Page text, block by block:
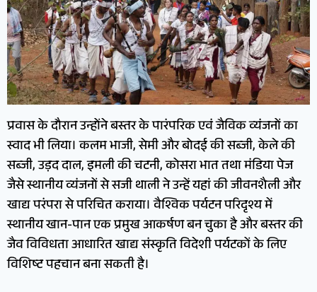
प्रवास के दौरान उन्होंने बस्तर के पारंपरिक एवं जैविक व्यंजनों का
स्वाद भी लिया। कलम भाजी, सेमी और बोदई की सब्जी, केले की
सब्जी, उड़द दाल, इमली की चटनी, कोसरा भात तथा मंडिया पेज
जैसे स्थानीय व्यंजनों से सजी थाली ने उन्हें यहां की जीवनशैली और
खाद्य परंपरा से परिचित कराया। वैश्विक पर्यटन परिदृश्य में
स्थानीय खान-पान एक प्रमुख आकर्षण बन चुका है और बस्तर की
जैव विविधता आधारित खाद्य संस्कृति विदेशी पर्यटकों के लिए
विशिष्ट पहचान बना सकती है।